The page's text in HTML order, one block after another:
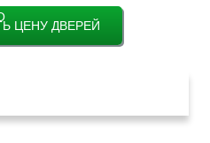
ЦЕНУ ДВЕРЕЙ